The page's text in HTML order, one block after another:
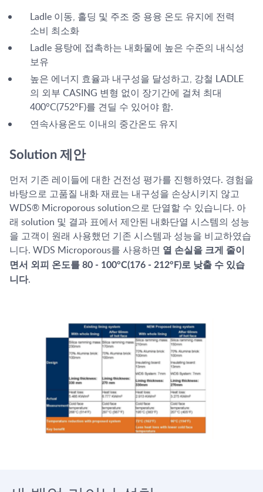
Ladle 이동, 홀딩 및 주조 중 용융 온도 유지에 전력
소비 최소화
Ladle 용탕에 접촉하는 내화물에 높은 수준의 내식성
보유
높은 에너지 효율과 내구성을 달성하고, 강철 LADLE
의 외부 CASING 변형 없이 장기간에 걸쳐 최대
400°C(752°F)를 견딜 수 있어야 함.
연속사용온도 이내의 중간온도 유지
Solution 제안
먼저 기존 레이들에 대한 건전성 평가를 진행하였다. 경험을
바탕으로 고품질 내화 재료는 내구성을 손상시키지 않고
WDS® Microporous solution으로 단열할 수 있습니다. 아
래 solution 및 결과 표에서 제안된 내화단열 시스템의 성능
을 고객이 원래 사용했던 기존 시스템과 성능을 비교하였습
니다. WDS Microporous를 사용하면 열 손실을 크게 줄이
면서 외피 온도를 80 - 100°C(176 - 212°F)로 낮출 수 있습
니다.